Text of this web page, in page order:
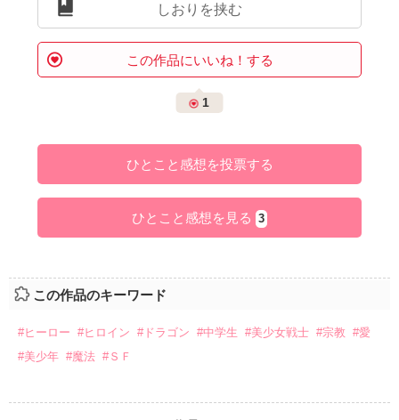
しおりを挟む
この作品にいいね！する
1
ひとこと感想を投票する
ひとこと感想を見る 3
この作品のキーワード
#ヒーロー #ヒロイン #ドラゴン #中学生 #美少女戦士 #宗教 #愛
#美少年 #魔法 #ＳＦ